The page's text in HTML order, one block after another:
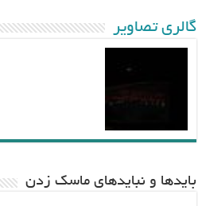
گالری تصاویر
باید‌ها و نبایدهای ماسک زدن